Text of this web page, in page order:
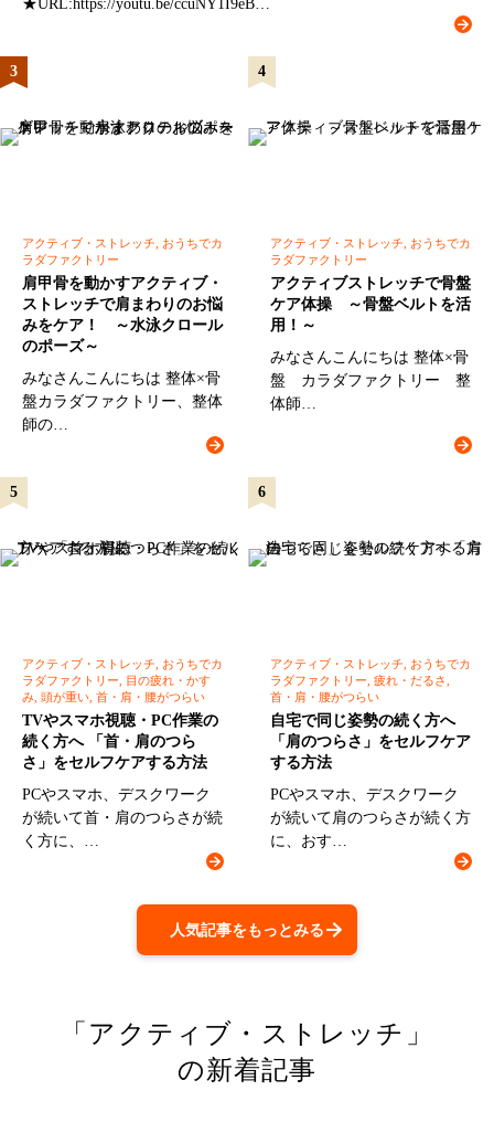
★URL:https://youtu.be/ccuNY1I9eB…
アクティブ・ストレッチ, おうちでカ
ラダファクトリー
肩甲骨を動かすアクティブ・
ストレッチで肩まわりのお悩
みをケア！ ～水泳クロール
のポーズ～
みなさんこんにちは 整体×骨
盤カラダファクトリー、整体
師の…
アクティブ・ストレッチ, おうちでカ
ラダファクトリー
アクティブストレッチで骨盤
ケア体操 ～骨盤ベルトを活
用！～
みなさんこんにちは 整体×骨
盤 カラダファクトリー 整
体師…
アクティブ・ストレッチ, おうちでカ
ラダファクトリー, 目の疲れ・かす
み, 頭が重い, 首・肩・腰がつらい
TVやスマホ視聴・PC作業の
続く方へ 「首・肩のつら
さ」をセルフケアする方法
PCやスマホ、デスクワーク
が続いて首・肩のつらさが続
く方に、…
アクティブ・ストレッチ, おうちでカ
ラダファクトリー, 疲れ・だるさ,
首・肩・腰がつらい
自宅で同じ姿勢の続く方へ
「肩のつらさ」をセルフケア
する方法
PCやスマホ、デスクワーク
が続いて肩のつらさが続く方
に、おす…
人気記事をもっとみる
「アクティブ・ストレッチ」
の新着記事